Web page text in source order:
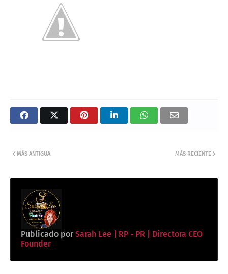
MÁS RECIENTE
MÁS ANTIGUA
Publicado por Sarah Lee | RP - PR | Directora CEO
Founder